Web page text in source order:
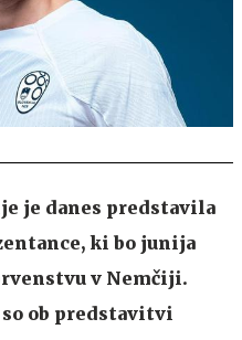
je danes predstavila
ki bo junija
v Nemčiji.
ob predstavitvi